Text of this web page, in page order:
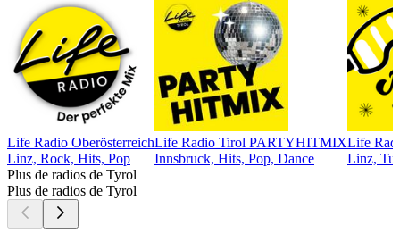
Life Radio Oberösterreich
Linz, Rock, Hits, Pop
Life Radio Tirol PARTYHITMIX
Innsbruck, Hits, Pop, Dance
Life
Linz,
Plus de radios de Tyrol
Plus de radios de Tyrol